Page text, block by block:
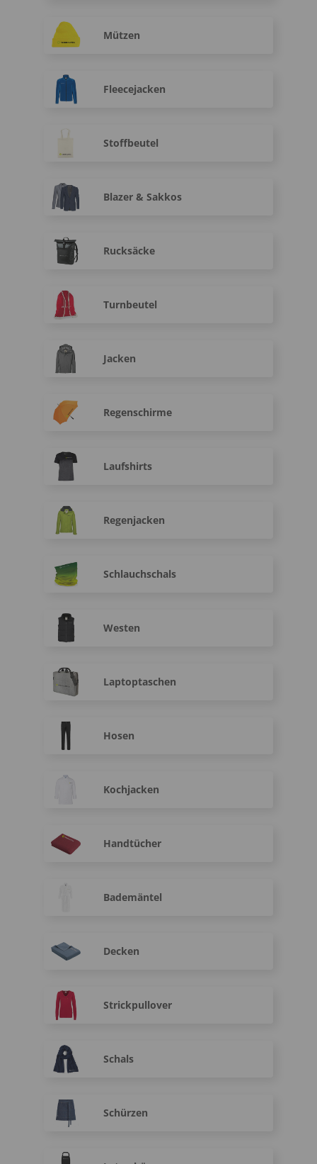
Mützen
Fleecejacken
Stoffbeutel
Blazer & Sakkos
Rucksäcke
Turnbeutel
Jacken
Regenschirme
Laufshirts
Regenjacken
Schlauchschals
Westen
Laptoptaschen
Hosen
Kochjacken
Handtücher
Bademäntel
Decken
Strickpullover
Schals
Schürzen